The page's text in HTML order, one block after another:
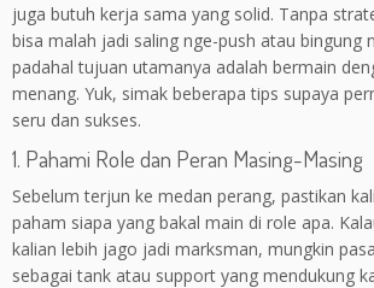
juga butuh kerja sama yang solid. Tanpa
bisa malah jadi saling nge-push atau bingung
padahal tujuan utamanya adalah bermain
menang. Yuk, simak beberapa tips supaya
seru dan sukses.
1. Pahami Role dan Peran Masing-Masing
Sebelum terjun ke medan perang, pastikan
paham siapa yang bakal main di role apa.
kalian lebih jago jadi marksman, mungkin
sebagai tank atau support yang mendukung